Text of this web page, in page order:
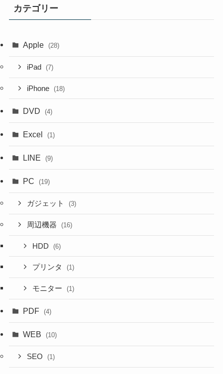
カテゴリー
Apple (28)
iPad (7)
iPhone (18)
DVD (4)
Excel (1)
LINE (9)
PC (19)
ガジェット (3)
周辺機器 (16)
HDD (6)
プリンタ (1)
モニター (1)
PDF (4)
WEB (10)
SEO (1)